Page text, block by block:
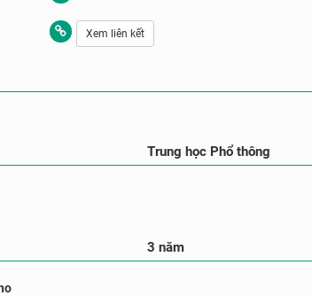
Xem liên kết
Trung học Phổ thông
3 năm